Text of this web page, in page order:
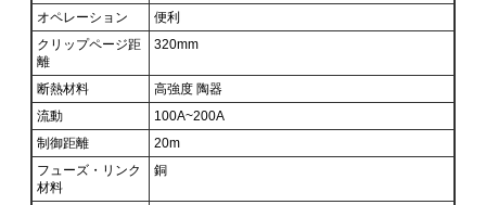
オペレーション
便利
クリップページ距
離
320mm
断熱材料
高強度 陶器
流動
100A~200A
制御距離
20m
フューズ・リンク
材料
銅